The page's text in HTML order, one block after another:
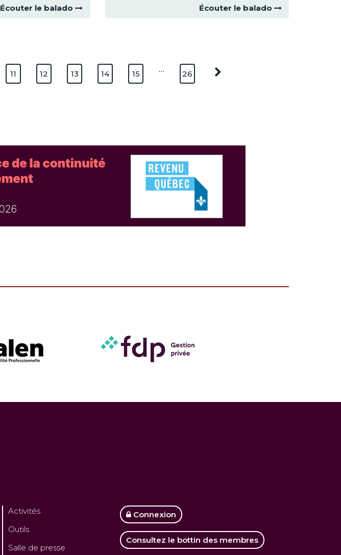
Écouter le balado Écouter le balado
11 12 13 14 15 … 26
Activités
Outils
Salle de presse
Connexion
Consultez le bottin des membres